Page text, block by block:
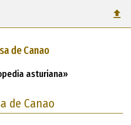
de Canao
asturiana»
de Canao